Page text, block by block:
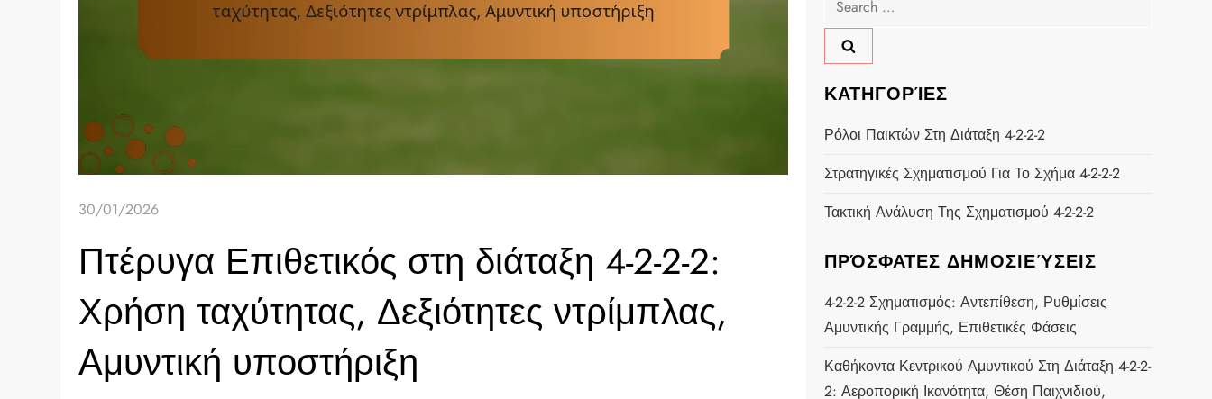
30/01/2026
Πτέρυγα Επιθετικός στη διάταξη 4-2-2-2:
Χρήση ταχύτητας, Δεξιότητες ντρίμπλας,
Αμυντική υποστήριξη
for:
ΚΑΤΗΓΟΡΊΕΣ
Ρόλοι Παικτών Στη Διάταξη 4-2-2-2
Στρατηγικές Σχηματισμού Για Το Σχήμα 4-2-2-2
Τακτική Ανάλυση Της Σχηματισμού 4-2-2-2
ΠΡΌΣΦΑΤΕΣ ΔΗΜΟΣΙΕΎΣΕΙΣ
4-2-2-2 Σχηματισμός: Αντεπίθεση, Ρυθμίσεις
Αμυντικής Γραμμής, Επιθετικές Φάσεις
Καθήκοντα Κεντρικού Αμυντικού Στη Διάταξη 4-2-2-
2: Αεροπορική Ικανότητα, Θέση Παιχνιδιού,